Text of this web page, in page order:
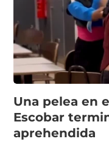
Una pelea en
Escobar
aprehendida